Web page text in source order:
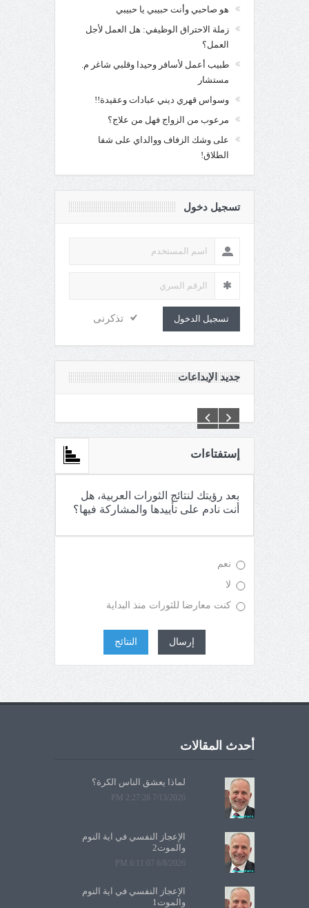
هو صاحبي وأنت حبيبي يا حبيبي
زملة الاحتراق الوظيفي: هل العمل لأجل
العمل؟
طبيب أعمل لأسافر وحيدا وقلبي شاغر م.
مستشار
وسواس قهري ديني عبادات وعقيدة!!
مرعوب من الزواج فهل من علاج؟
على وشك الزفاف ووالداي على شفا
الطلاق!
تسجيل دخول
تسجيل الدخول تذكرنى
جديد الإبداعات
إستفتاءات
بعد رؤيتك لنتائج الثورات العربية، هل
أنت نادم على تأييدها والمشاركة فيها؟
نعم
لا
كنت معارضا للثورات منذ البداية
إرسال النتائج
أحدث المقالات
لماذا يعشق الناس الكرة؟
7/13/2026 2:27:26 PM
الإعجاز النفسي في آية النوم
والموت2
6/8/2026 6:11:07 PM
الإعجاز النفسي في آية النوم
والموت1